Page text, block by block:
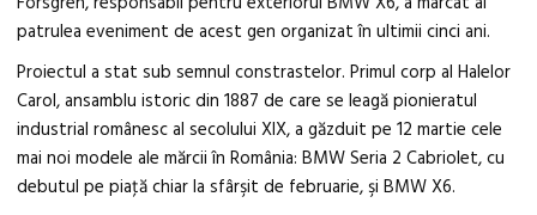
patrulea eveniment de acest gen organizat în ultimii cinci ani.
Proiectul a stat sub semnul constrastelor. Primul corp al Halelor
Carol, ansamblu istoric din 1887 de care se leagă pionieratul
industrial românesc al secolului XIX, a găzduit pe 12 martie cele
mai noi modele ale mărcii în România: BMW Seria 2 Cabriolet, cu
debutul pe piaţă chiar la sfârşit de februarie, şi BMW X6.